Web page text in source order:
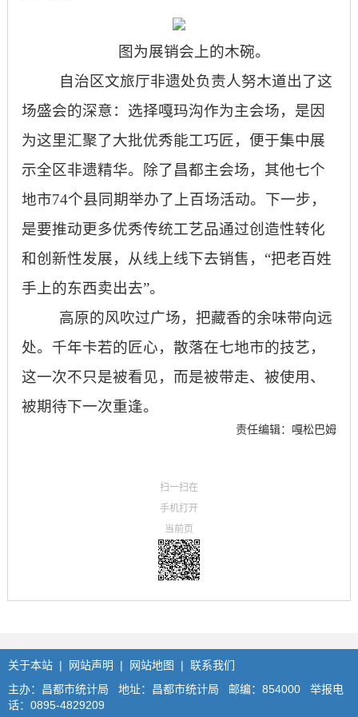
图为展销会上的木碗。
自治区文旅厅非遗处负责人努木道出了这
场盛会的深意：选择嘎玛沟作为主会场，是因
为这里汇聚了大批优秀能工巧匠，便于集中展
示全区非遗精华。除了昌都主会场，其他七个
地市74个县同期举办了上百场活动。下一步，
是要推动更多优秀传统工艺品通过创造性转化
和创新性发展，从线上线下去销售，“把老百姓
手上的东西卖出去”。
高原的风吹过广场，把藏香的余味带向远
处。千年卡若的匠心，散落在七地市的技艺，
这一次不只是被看见，而是被带走、被使用、
被期待下一次重逢。
责任编辑：嘎松巴姆
扫一扫在
手机打开
当前页
关于本站 | 网站声明 | 网站地图 | 联系我们
主办：昌都市统计局 地址：昌都市统计局 邮编：854000 举报电
话：0895-4829209